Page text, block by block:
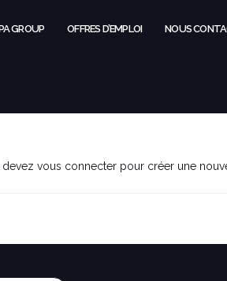
GROUP OFFRES D’EMPLOI NOUS
devez vous connecter pour créer une